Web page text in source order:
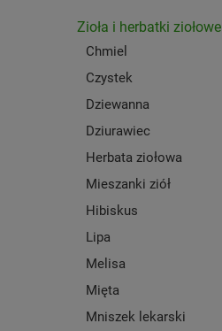
Zioła i herbatki ziołowe
Chmiel
Czystek
Dziewanna
Dziurawiec
Herbata ziołowa
Mieszanki ziół
Hibiskus
Lipa
Melisa
Mięta
Mniszek lekarski